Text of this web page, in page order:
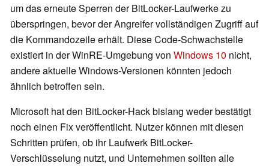
um das erneute Sperren der BitLocker-Laufwerke zu
überspringen, bevor der Angreifer vollständigen Zugriff auf
die Kommandozeile erhält. Diese Code-Schwachstelle
existiert in der WinRE-Umgebung von Windows 10 nicht,
andere aktuelle Windows-Versionen könnten jedoch
ähnlich betroffen sein.
Microsoft hat den BitLocker-Hack bislang weder bestätigt
noch einen Fix veröffentlicht. Nutzer können mit diesen
Schritten prüfen, ob ihr Laufwerk BitLocker-
Verschlüsselung nutzt, und Unternehmen sollten alle